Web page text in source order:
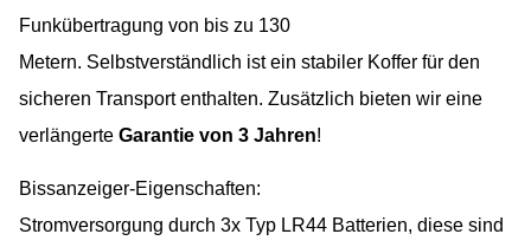
Funkübertragung von bis zu 130
Metern. Selbstverständlich ist ein stabiler Koffer für den
sicheren Transport enthalten. Zusätzlich bieten wir eine
verlängerte Garantie von 3 Jahren!
Bissanzeiger-Eigenschaften:
Stromversorgung durch 3x Typ LR44 Batterien, diese sind